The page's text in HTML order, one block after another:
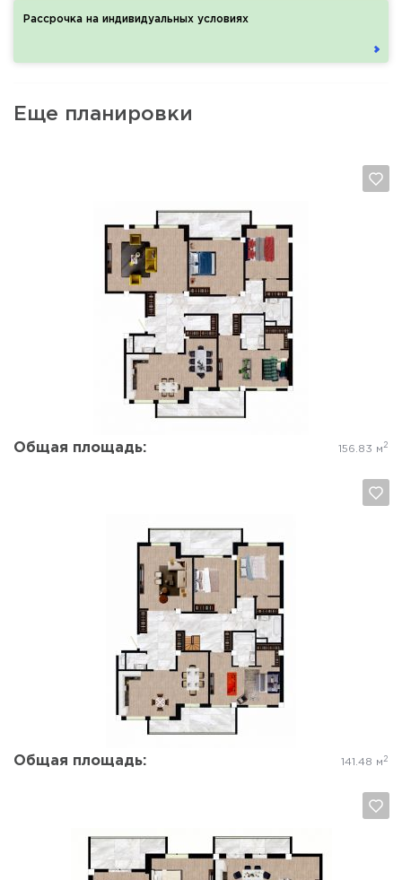
Рассрочка на индивидуальных условиях
Еще планировки
Общая площадь: 156.83 м 2
Отмена
Общая площадь: 141.48 м 2
Да, удалить Отмена